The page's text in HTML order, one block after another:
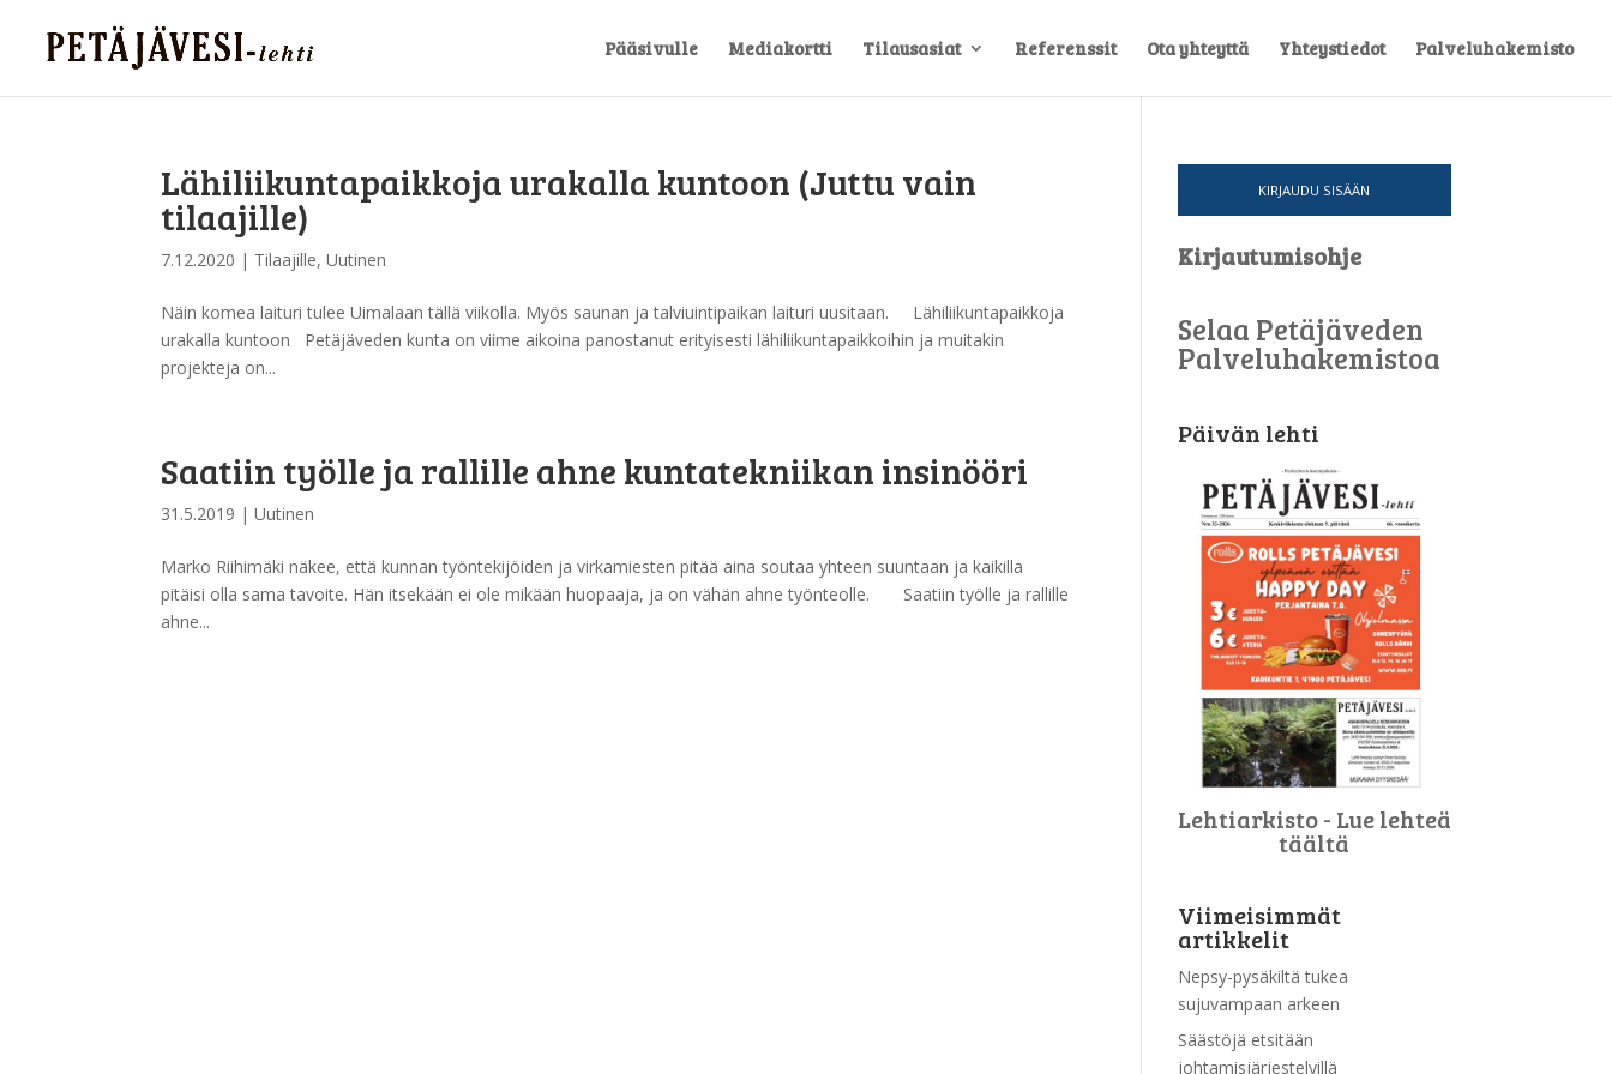
Pääsivulle Mediakortti Tilausasiat Referenssit Ota yhteyttä Yhteystiedot Palveluhakemisto
Lähiliikuntapaikkoja urakalla kuntoon (Juttu vain
tilaajille)
7.12.2020 | Tilaajille,Uutinen
Näin komea laituri tulee Uimalaan tällä viikolla. Myös saunan ja talviuintipaikan laituri uusitaan. Lähiliikuntapaikkoja
urakalla kuntoon Petäjäveden kunta on viime aikoina panostanut erityisesti lähiliikuntapaikkoihin ja muitakin
projekteja on...
Saatiin työlle ja rallille ahne kuntatekniikan insinööri
31.5.2019 |Uutinen
Marko Riihimäki näkee, että kunnan työntekijöiden ja virkamiesten pitää aina soutaa yhteen suuntaan ja kaikilla
pitäisi olla sama tavoite. Hän itsekään ei ole mikään huopaaja, ja on vähän ahne työnteolle. Saatiin työlle ja rallille
ahne...
KIRJAUDU SISÄÄN
Kirjautumisohje
Selaa Petäjäveden
Palveluhakemistoa
Päivän lehti
Lehtiarkisto - Lue lehteä
täältä
Viimeisimmät
artikkelit
Nepsy-pysäkiltä tukea
sujuvampaan arkeen
Säästöjä etsitään
johtamisjärjestelyillä